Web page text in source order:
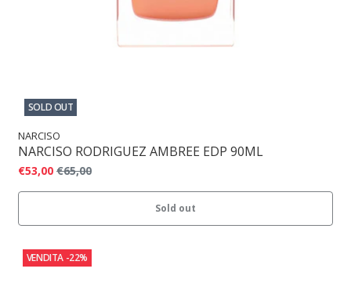
SOLD OUT
NARCISO
NARCISO RODRIGUEZ AMBREE EDP 90ML
€53,00 €65,00
Sold out
VENDITA -22%